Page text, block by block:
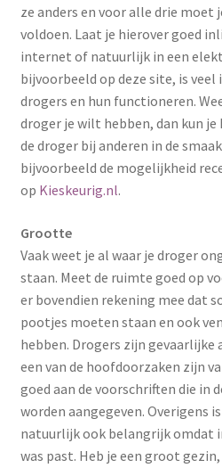
ze anders en voor alle drie moet
voldoen. Laat je hierover goed
internet of natuurlijk in een
bijvoorbeeld op deze site, is
drogers en hun functioneren.
droger je wilt hebben, dan kun
de droger bij anderen in de
bijvoorbeeld de mogelijkheid
op Kieskeurig.nl.
Grootte
Vaak weet je al waar je droger
staan. Meet de ruimte goed op
er bovendien rekening mee dat
pootjes moeten staan en ook
hebben. Drogers zijn gevaarlijke
een van de hoofdoorzaken zijn
goed aan de voorschriften die in
worden aangegeven. Overigens
natuurlijk ook belangrijk omdat
was past. Heb je een groot